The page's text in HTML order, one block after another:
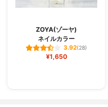
ZOYA(ゾーヤ)
ネイルカラー
3.92(28)
¥1,650